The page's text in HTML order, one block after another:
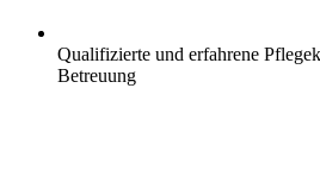
Qualifizierte und erfahrene
Betreuung